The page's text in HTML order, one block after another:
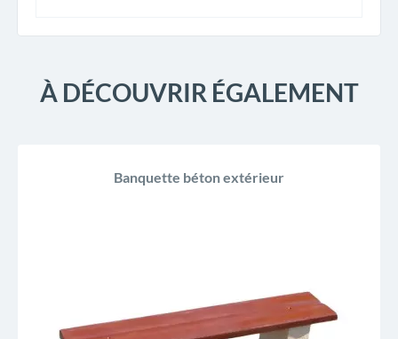
À DÉCOUVRIR ÉGALEMENT
Banquette béton extérieur